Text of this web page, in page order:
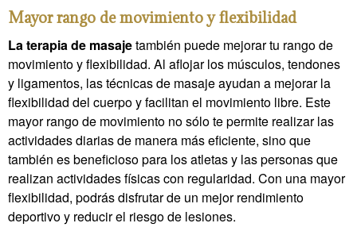
Mayor rango de movimiento y flexibilidad
La terapia de masajetambién puede mejorar tu rango de
movimiento y flexibilidad. Al aflojar los músculos, tendones
y ligamentos, las técnicas de masaje ayudan a mejorar la
flexibilidad del cuerpo y facilitan el movimiento libre. Este
mayor rango de movimiento no sólo te permite realizar las
actividades diarias de manera más eficiente, sino que
también es beneficioso para los atletas y las personas que
realizan actividades físicas con regularidad. Con una mayor
flexibilidad, podrás disfrutar de un mejor rendimiento
deportivo y reducir el riesgo de lesiones.